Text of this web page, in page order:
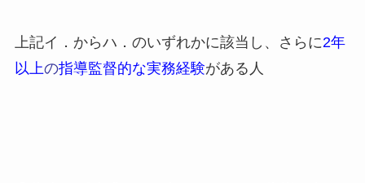
上記イ．からハ．のいずれかに該当し、さらに2年
以上の指導監督的な実務経験がある人